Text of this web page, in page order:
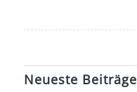
Neueste Beiträge